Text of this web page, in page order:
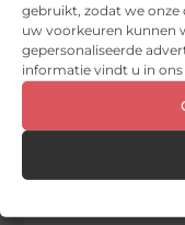
gebruikt, zodat we onze
uw voorkeuren kunnen
gepersonaliseerde
informatie vindt u in ons
Begin
met
Vinden